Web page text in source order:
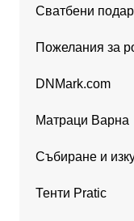
Сватбени
Пожелания за
DNMark.com
Матраци Варна
Събиране и
Тенти Pratic